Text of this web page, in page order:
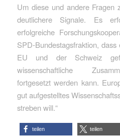
Um diese und andere Fragen
deutlichere Signale. Es
erfolgreiche
SPD-Bundestagsfraktion,
EU und der Schweiz
wissenschaftliche
fortgesetzt werden kann.
gut aufgestelltes
streben will.“
teilen teilen